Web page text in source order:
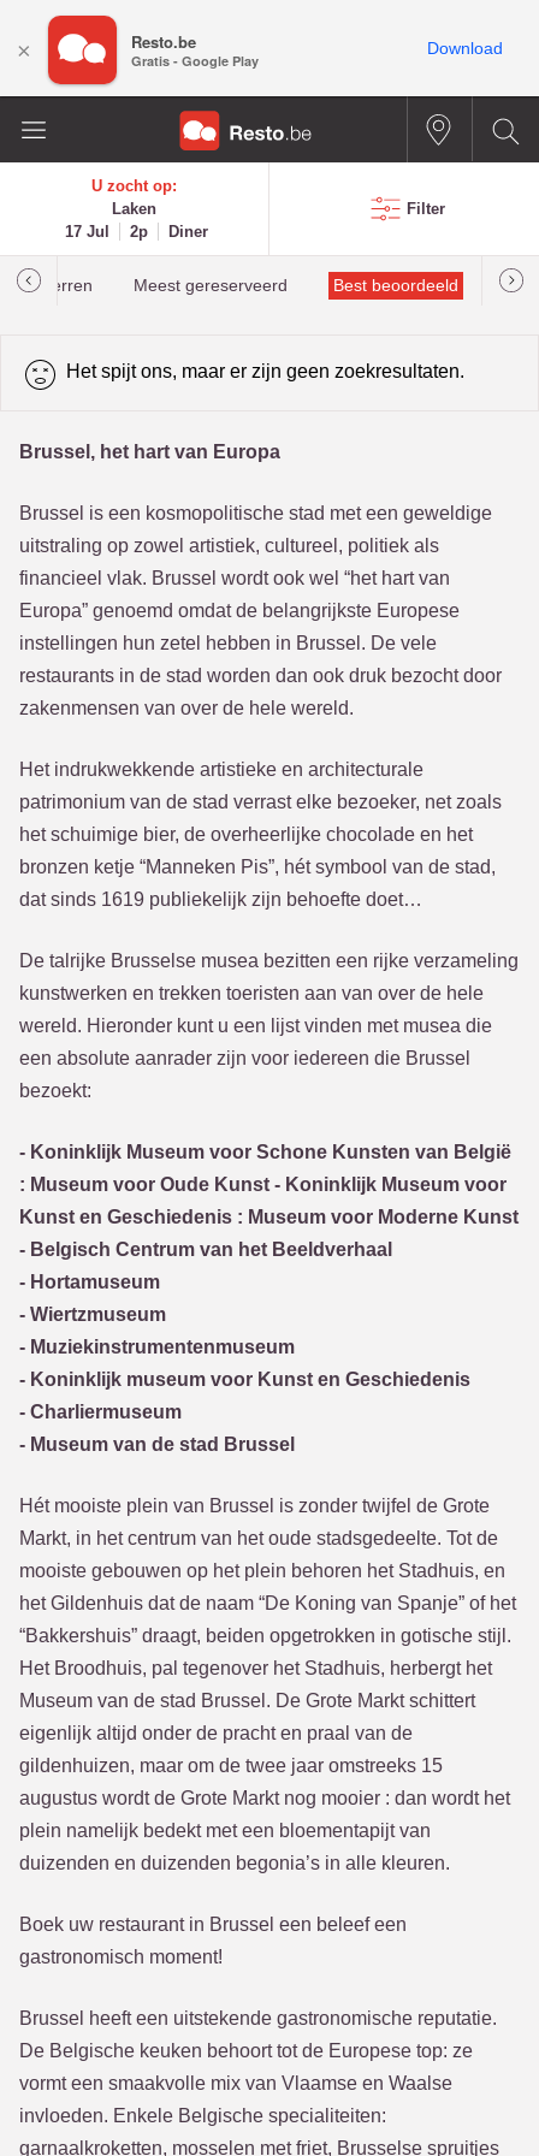
U zocht op:
Laken
17 Jul
2p Diner
Filter
Meest gereserveerd Best beoordeeld
Het spijt ons, maar er zijn geen zoekresultaten.
Brussel, het hart van Europa
Brussel is een kosmopolitische stad met een geweldige
uitstraling op zowel artistiek, cultureel, politiek als
financieel vlak. Brussel wordt ook wel “het hart van
Europa” genoemd omdat de belangrijkste Europese
instellingen hun zetel hebben in Brussel. De vele
restaurants in de stad worden dan ook druk bezocht door
zakenmensen van over de hele wereld.
Het indrukwekkende artistieke en architecturale
patrimonium van de stad verrast elke bezoeker, net zoals
het schuimige bier, de overheerlijke chocolade en het
bronzen ketje “Manneken Pis”, hét symbool van de stad,
dat sinds 1619 publiekelijk zijn behoefte doet…
De talrijke Brusselse musea bezitten een rijke verzameling
kunstwerken en trekken toeristen aan van over de hele
wereld. Hieronder kunt u een lijst vinden met musea die
een absolute aanrader zijn voor iedereen die Brussel
bezoekt:
- Koninklijk Museum voor Schone Kunsten van België
: Museum voor Oude Kunst - Koninklijk Museum voor
Kunst en Geschiedenis : Museum voor Moderne Kunst
- Belgisch Centrum van het Beeldverhaal
- Hortamuseum
- Wiertzmuseum
- Muziekinstrumentenmuseum
- Koninklijk museum voor Kunst en Geschiedenis
- Charliermuseum
- Museum van de stad Brussel
Hét mooiste plein van Brussel is zonder twijfel de Grote
Markt, in het centrum van het oude stadsgedeelte. Tot de
mooiste gebouwen op het plein behoren het Stadhuis, en
het Gildenhuis dat de naam “De Koning van Spanje” of het
“Bakkershuis” draagt, beiden opgetrokken in gotische stijl.
Het Broodhuis, pal tegenover het Stadhuis, herbergt het
Museum van de stad Brussel. De Grote Markt schittert
eigenlijk altijd onder de pracht en praal van de
gildenhuizen, maar om de twee jaar omstreeks 15
augustus wordt de Grote Markt nog mooier : dan wordt het
plein namelijk bedekt met een bloementapijt van
duizenden en duizenden begonia’s in alle kleuren.
Boek uw restaurant in Brussel een beleef een
gastronomisch moment!
Brussel heeft een uitstekende gastronomische reputatie.
De Belgische keuken behoort tot de Europese top: ze
vormt een smaakvolle mix van Vlaamse en Waalse
invloeden. Enkele Belgische specialiteiten:
garnaalkroketten, mosselen met friet, Brusselse spruitjes
× Resto.be
Gratis - Google Play
Download